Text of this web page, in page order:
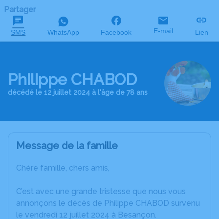
Partager
SMS WhatsApp Facebook E-mail Lien
Philippe CHABOD
décédé le 12 juillet 2024 à l'âge de 78 ans
Message de la famille
Chère famille, chers amis,
C’est avec une grande tristesse que nous vous
annonçons le décès de Philippe CHABOD survenu
le vendredi 12 juillet 2024 à Besançon.